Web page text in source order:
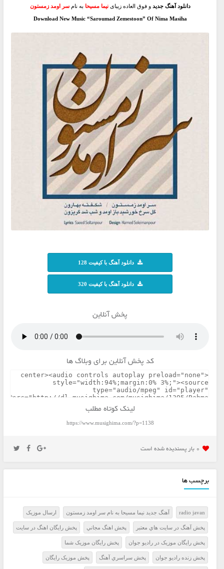
دانلود آهنگ جدید و فوق العاده زیبای نیما مسیحا به نام سر اومد زمستون
Download New Music “Saroumad Zemestoon” Of Nima Masiha
دانلود آهنگ با کیفیت 128
دانلود آهنگ با کیفیت 320
پخش آنلاین
کد پخش آنلاین برای وبلاگ ها
لینک کوتاه مطلب
https://www.musighima.com/?p=1138
0 بار پسنديده شده است
برچسب ها
radio javan آهنگ جدید نیما مسیحا به نام سر اومد زمستون ارسال موزيک
پخش آهنگ در سايت هاي معتبر پخش اهنگ مجاني پخش رايگان اهنگ در سايت
پخش رايگان موزيک در راديو جوان پخش رايگان موزيک شما
پخش زنده راديو جوان پخش سراسري آهنگ پخش موزيک رايگان